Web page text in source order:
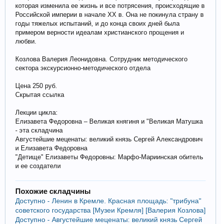
которая изменила ее жизнь и все потрясения, происходящие в
Роcсийской империи в начале XX в. Она не покинула страну в
годы тяжелых испытаний, и до конца своих дней была
примером верности идеалам христианского прощения и
любви.
Козлова Валерия Леонидовна. Сотрудник методического
сектора экскурсионно-методического отдела
Цена 250 руб.
Скрытая ссылка
Лекции цикла:
Елизавета Федоровна – Великая княгиня и "Великая Матушка
- эта складчина
Августейшие меценаты: великий князь Сергей Александрович
и Елизавета Федоровна
"Детище" Елизаветы Федоровны: Марфо-Мариинская обитель
и ее создатели
Похожие складчины
Доступно - Ленин в Кремле. Красная площадь: "трибуна"
советского государства [Музеи Кремля] [Валерия Козлова]
Доступно - Августейшие меценаты: великий князь Сергей